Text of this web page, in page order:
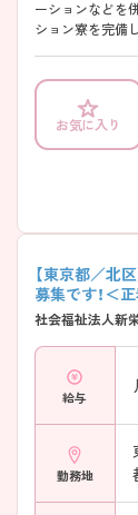
ーションなどを
ション寮を完備
勤も可能です。
お話しいたしま
お気に入り
【東京都／北
募集です！＜
社会福祉法人新
給与
勤務地